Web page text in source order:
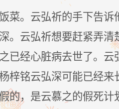
菜。云弘祈的手下告诉
。云弘祈想要赶紧弄清
经心脏病去世了。云
梓铭云弘深可能已经来
，是云慕之的假死计